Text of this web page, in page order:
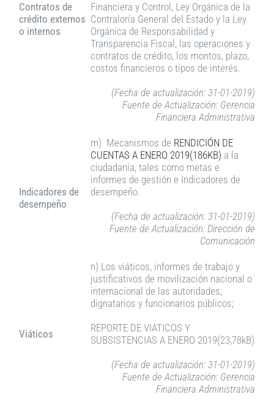
Contratos de
crédito externos
o internos
Financiera y Control, Ley Orgánica de la
Contraloría General del Estado y la Ley
Orgánica de Responsabilidad y
Transparencia Fiscal, las operaciones y
contratos de crédito, los montos, plazo,
costos financieros o tipos de interés.
(Fecha de actualización: 31-01-2019)
Fuente de Actualización: Gerencia
Financiera Administrativa
Indicadores de
desempeño
m) Mecanismos de RENDICIÓN DE
CUENTAS A ENERO 2019(186KB) a la
ciudadanía, tales como metas e
informes de gestión e Indicadores de
desempeño.
(Fecha de actualización: 31-01-2019)
Fuente de Actualización: Dirección de
Comunicación
Viáticos
n) Los viáticos, informes de trabajo y
justificativos de movilización nacional o
internacional de las autoridades,
dignatarios y funcionarios públicos;
REPORTE DE VIATICOS Y
SUBSISTENCIAS A ENERO 2019(23,78kB)
(Fecha de actualización: 31-01-2019)
Fuente de Actualización: Gerencia
Financiera Administrativa